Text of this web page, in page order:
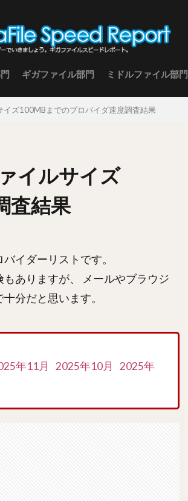
ギガファイル部門 ミドルファイル部門
ズ100MBまでのプロバイダ速度調査結果
イルサイズ
査結果
イダーリストです。
ありますが、 メールやブラウジ
分だと思います。
年11月 2025年10月
2025年